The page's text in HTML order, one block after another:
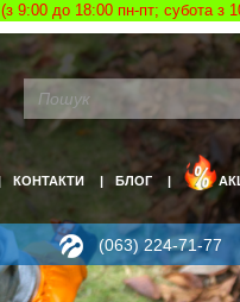
9:00 до 18:00 пн-пт; субота
КОНТАКТИ БЛОГ
(063) 224-71-77